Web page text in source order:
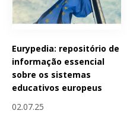
Eurypedia: repositório de
informação essencial
sobre os sistemas
educativos europeus
02.07.25